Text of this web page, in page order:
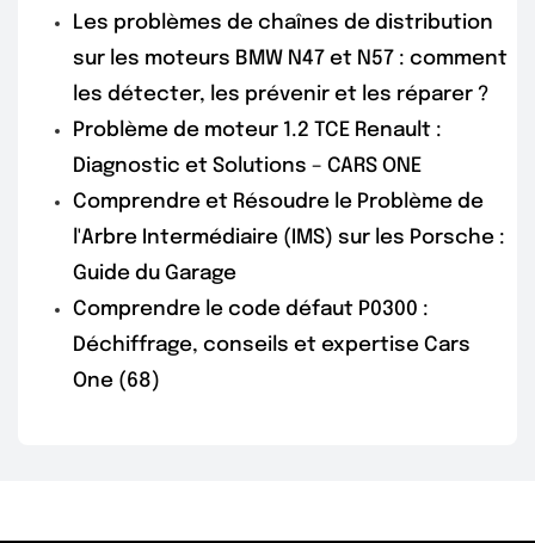
Les problèmes de chaînes de distribution
sur les moteurs BMW N47 et N57 : comment
les détecter, les prévenir et les réparer ?
Problème de moteur 1.2 TCE Renault :
Diagnostic et Solutions – CARS ONE
Comprendre et Résoudre le Problème de
l'Arbre Intermédiaire (IMS) sur les Porsche :
Guide du Garage
Comprendre le code défaut P0300 :
Déchiffrage, conseils et expertise Cars
One (68)